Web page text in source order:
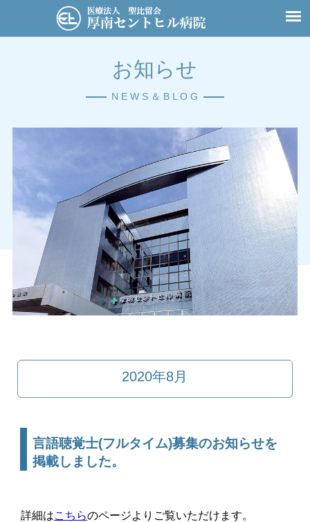
お知らせ
N E W S ＆ B L O G
2020年8月
言語聴覚士(フルタイム)募集のお知らせを
掲載しました。
詳細はこちらのページよりご覧いただけます。